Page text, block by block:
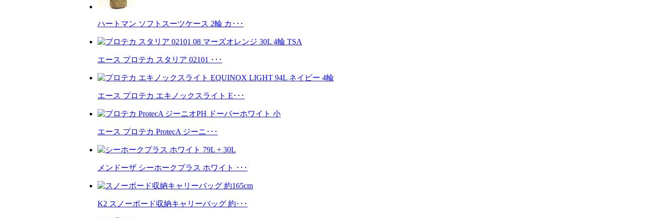
ハートマン ソフトスーツケース 2輪 カ･･･
エース プロテカ スタリア 02101 ･･･
エース プロテカ エキノックスライト E･･･
エース プロテカ ProtecA ジーニ･･･
メンドーザ シーホークプラス ホワイト ･･･
K2 スノーボード収納キャリーバッグ 約･･･